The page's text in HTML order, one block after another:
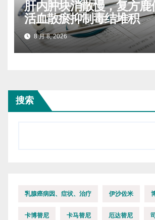
肝内肿块消散慢，复方鹿
活血散瘀抑制毒结堆积
8 月 8, 2026
搜索
乳腺癌病因、症状、治疗 伊沙佐米
卡博替尼 卡马替尼 厄达替尼